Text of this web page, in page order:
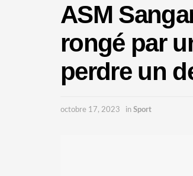
ASM
rongé par
perdre un
octobre 17, 2023 in Sport